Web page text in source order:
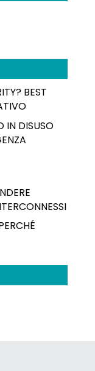
BEST
IN DISUSO